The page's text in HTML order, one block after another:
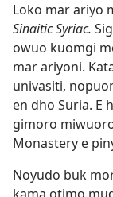
Loko mar ariyo
Sinaitic Syriac.
owuo kuomgi
mar ariyoni.
univasiti,
en dho Suria. E
gimoro
Monastery e
Noyudo buk